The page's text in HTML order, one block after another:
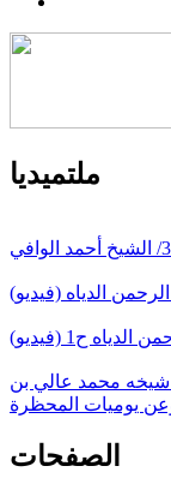
ملتميديا
الدياه (فيديو)
ح1 (فيديو)
شيخه محمد عالي بن
يوميات المحظرة
الصفحات